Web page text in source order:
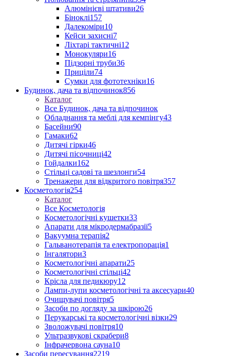
Алюмінієві штативи26
Біноклі157
Далекоміри10
Кейси захисні7
Ліхтарі тактичні12
Монокуляри16
Підзорні труби36
Приціли74
Сумки для фототехніки16
Будинок, дача та відпочинок856
Каталог
Все Будинок, дача та відпочинок
Обладнання та меблі для кемпінгу43
Басейни90
Гамаки62
Дитячі гірки46
Дитячі пісочниці42
Гойдалки162
Стільці садові та шезлонги54
Тренажери для відкритого повітря357
Косметологія254
Каталог
Все Косметологія
Косметологічні кушетки33
Апарати для мікродермабразії5
Вакуумна терапія2
Гальванотерапія та електропорація1
Інгалятори3
Косметологічні апарати25
Косметологічні стільці42
Крісла для педикюру12
Лампи-лупи косметологічні та аксесуари40
Очищувачі повітря5
Засоби по догляду за шкірою26
Перукарські та косметологічні візки29
Зволожувачі повітря10
Ультразвукові скрабери8
Інфрачервона сауна10
Засоби пересування2219